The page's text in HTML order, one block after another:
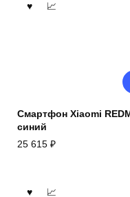
Смартфон Xiaomi
синий
25 615 ₽